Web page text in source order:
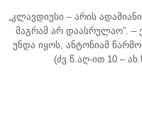
„კლავდიუსი – არის
მაგრამ არ დაასრულაო”. –
უნდა იყოს, ანტონიამ
(ძვ.წ.აღ-ით 10 –